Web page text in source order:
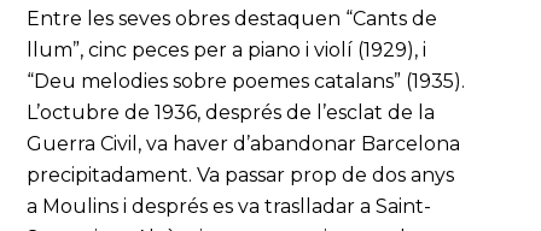
Entre les seves obres destaquen “Cants de
llum”, cinc peces per a piano i violí (1929), i
“Deu melodies sobre poemes catalans” (1935).
L’octubre de 1936, després de l’esclat de la
Guerra Civil, va haver d’abandonar Barcelona
precipitadament. Va passar prop de dos anys
a Moulins i després es va traslladar a Saint-